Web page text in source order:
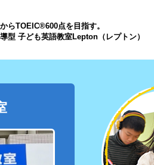
らTOEIC®600点を目指す。
型 子ども英語教室Lepton（レプトン）